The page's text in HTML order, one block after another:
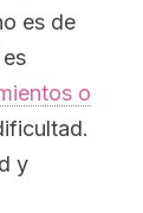
es de
o
y